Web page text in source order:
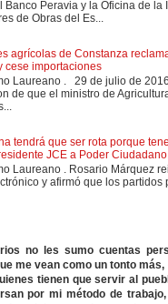
Banco Peravia y la Oficina de la
de Obras del Es...
agrícolas de Constanza
cese importaciones
Laureano . 29 de julio de
de que el ministro de
tendrá que ser rota porque
JCE a Poder Ciudadano
Laureano . Rosario Márquez
y afirmó que los partidos
no les sumo cuentas
me vean como un tonto más,
tienen que servir al
por mi método de trabajo,